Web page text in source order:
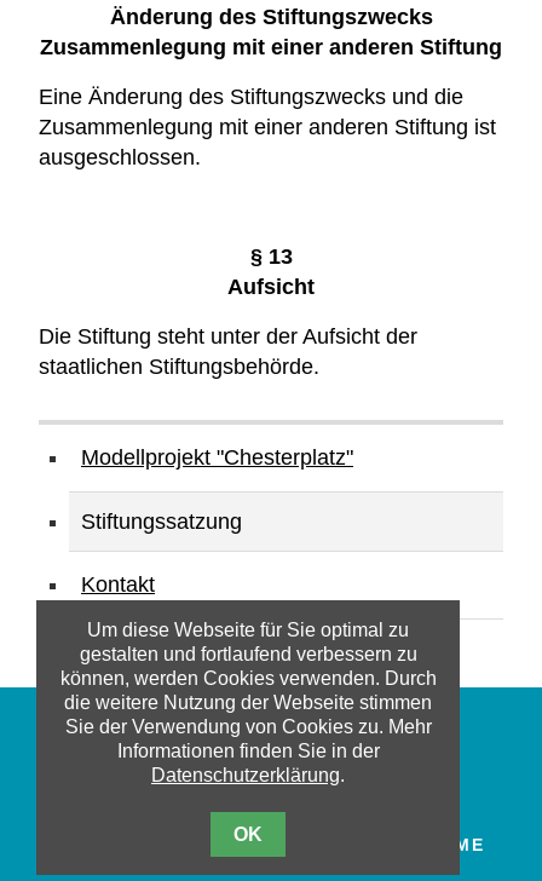
Änderung des Stiftungszwecks
Zusammenlegung mit einer anderen Stiftung
Eine Änderung des Stiftungszwecks und die
Zusammenlegung mit einer anderen Stiftung ist
ausgeschlossen.
§ 13
Aufsicht
Die Stiftung steht unter der Aufsicht der
staatlichen Stiftungsbehörde.
überspringen
Modellprojekt "Chesterplatz"
Stiftungssatzung
Kontakt
© 2018 FRITZ-BERGER-STIFTUNG /
FRITZ-BERGER-FONDS
WEBDESIGN: MLSYSTEME
Um diese Webseite für Sie optimal zu
gestalten und fortlaufend verbessern zu
können, werden Cookies verwenden. Durch
die weitere Nutzung der Webseite stimmen
Sie der Verwendung von Cookies zu. Mehr
Informationen finden Sie in der
Datenschutzerklärung.
OK